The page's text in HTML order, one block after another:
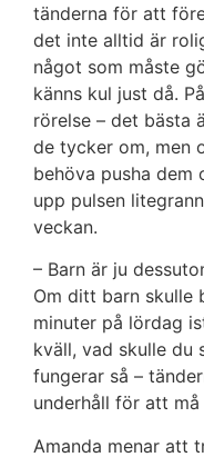
tänderna för att
det inte alltid är
något som måste
känns kul just då.
rörelse – det bästa
de tycker om, men
behöva pusha dem
upp pulsen
veckan.
– Barn är ju
Om ditt barn skulle
minuter på lördag
kväll, vad skulle du
fungerar så –
underhåll för att må
Amanda menar att